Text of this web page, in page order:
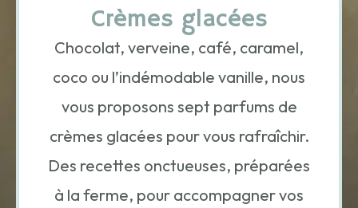
Crèmes glacées
Chocolat, verveine, café, caramel,
coco ou l’indémodable vanille, nous
vous proposons sept parfums de
crèmes glacées pour vous rafraîchir.
Des recettes onctueuses, préparées
à la ferme, pour accompagner vos